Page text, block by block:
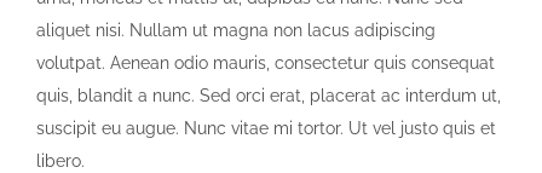
aliquet nisi. Nullam ut magna non lacus adipiscing
volutpat. Aenean odio mauris, consectetur quis consequat
quis, blandit a nunc. Sed orci erat, placerat ac interdum ut,
suscipit eu augue. Nunc vitae mi tortor. Ut vel justo quis et
libero.